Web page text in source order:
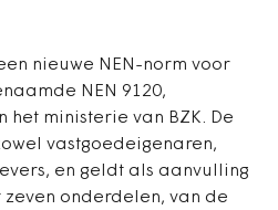
nieuwe NEN-norm voor
NEN 9120,
ministerie van BZK. De
vastgoedeigenaren,
en geldt als aanvulling
zeven onderdelen, van de